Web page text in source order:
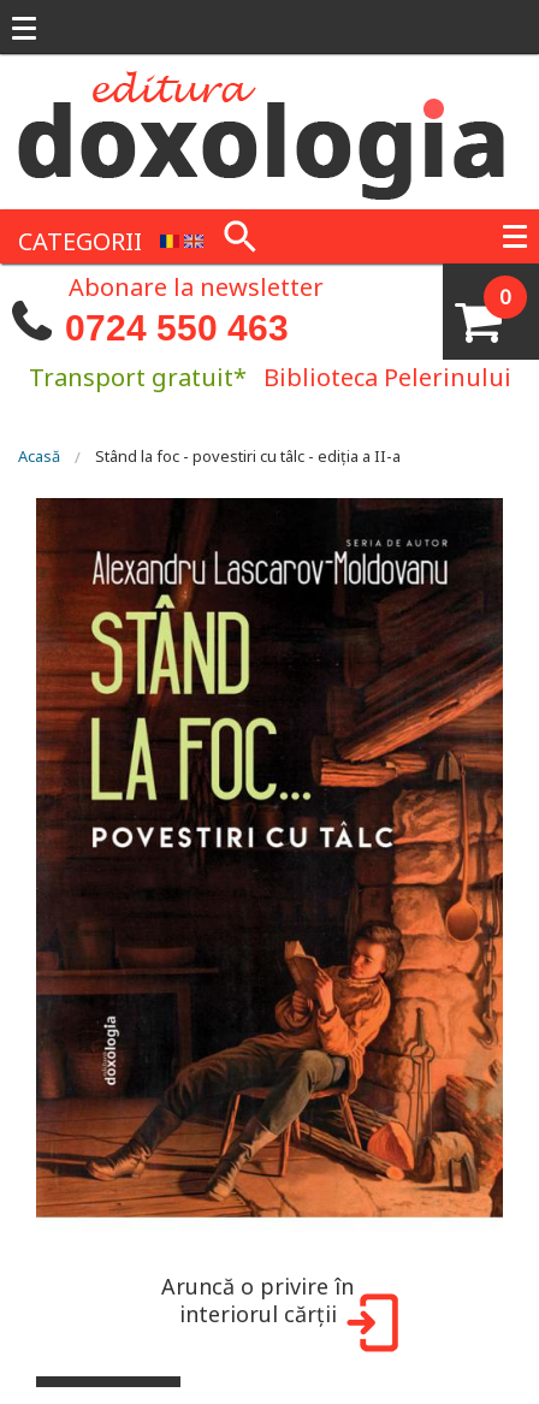
CATEGORII
0
Abonare la newsletter
0724 550 463
Transport gratuit* Biblioteca Pelerinului
Eşti aici
Acasă Stând la foc - povestiri cu tâlc - ediția a II-a
Aruncă o privire în
interiorul cărții